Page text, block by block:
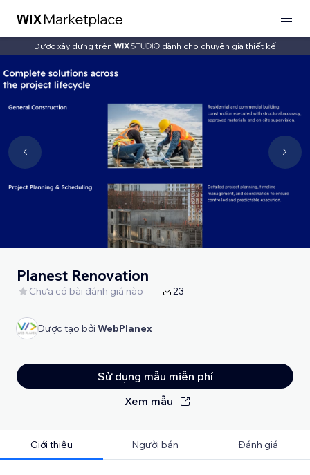
Được xây dựng trên dành cho chuyên gia thiết kế
Planest Renovation
Chưa có bài đánh giá nào 23
Được tạo bởi WebPlanex
Sử dụng mẫu miễn phí
Xem mẫu
Giới thiệu Người bán Đánh giá